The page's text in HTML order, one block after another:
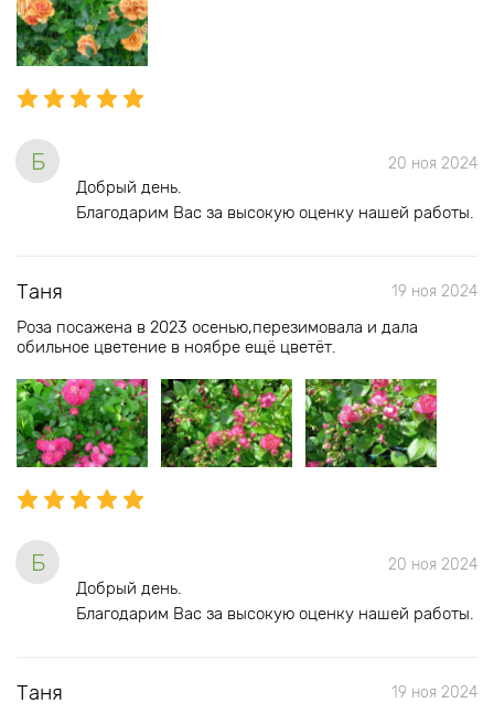
Б 20 ноя 2024
Добрый день.
Благодарим Вас за высокую оценку нашей работы.
Таня 19 ноя 2024
Роза посажена в 2023 осенью,перезимовала и дала
обильное цветение в ноябре ещё цветёт.
Б 20 ноя 2024
Добрый день.
Благодарим Вас за высокую оценку нашей работы.
Таня 19 ноя 2024